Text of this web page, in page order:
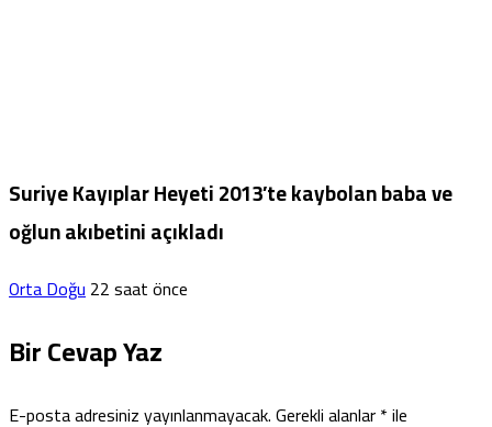
Suriye Kayıplar Heyeti 2013’te kaybolan baba ve
oğlun akıbetini açıkladı
Orta Doğu22 saat önce
Bir Cevap Yaz
E-posta adresiniz yayınlanmayacak.Gerekli alanlar*ile